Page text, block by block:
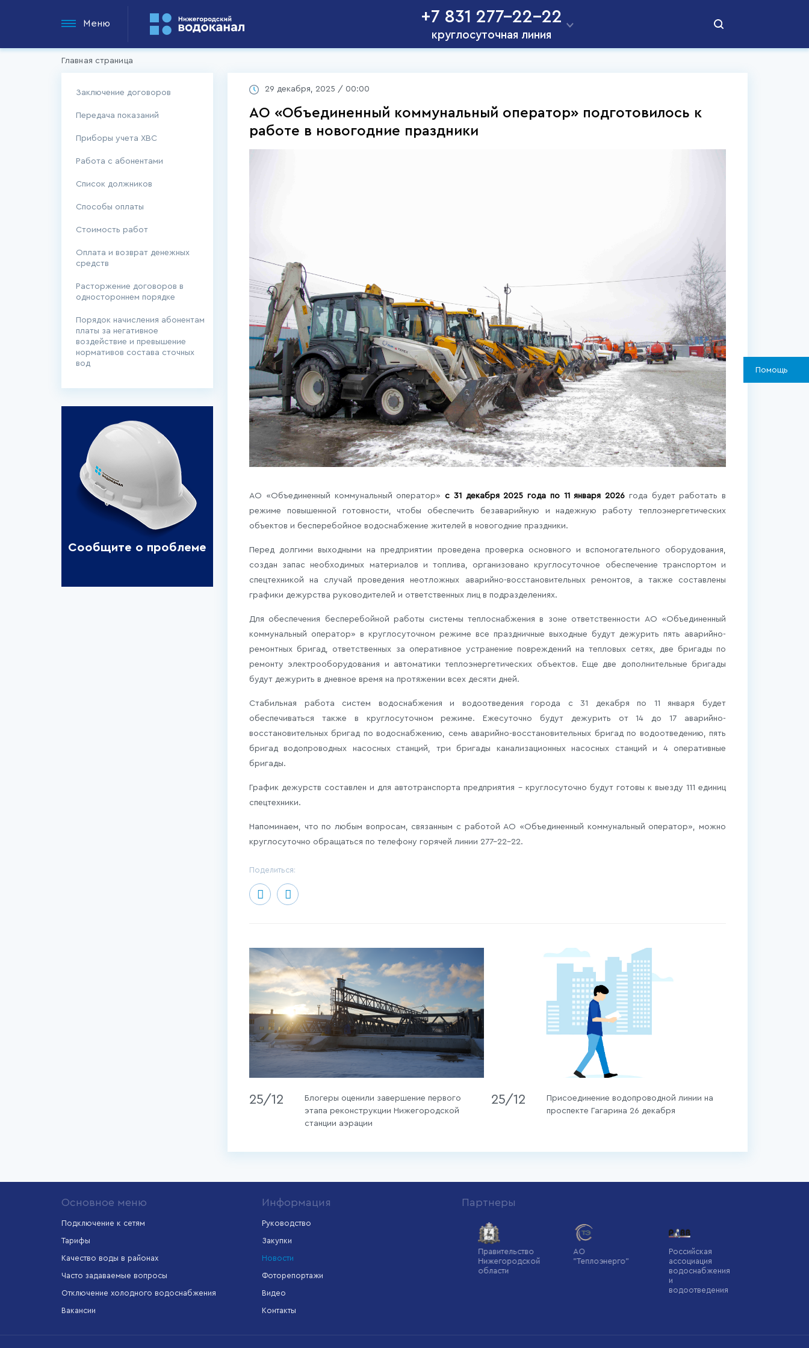
Меню +7 831 277-22-22
круглосуточная линия
Главная страница
Заключение договоров
Передача показаний
Приборы учета ХВС
Работа с абонентами
Список должников
Способы оплаты
Стоимость работ
Оплата и возврат денежных
средств
Расторжение договоров в
одностороннем порядке
Порядок начисления абонентам
платы за негативное
воздействие и превышение
нормативов состава сточных
вод
Сообщите о проблеме
29 декабря, 2025 / 00:00
АО «Объединенный коммунальный оператор» подготовилось к
работе в новогодние праздники
АО «Объединенный коммунальный оператор» с 31 декабря 2025 года по 11 января 2026 года будет работать в
режиме повышенной готовности, чтобы обеспечить безаварийную и надежную работу теплоэнергетических
объектов и бесперебойное водоснабжение жителей в новогодние праздники.
Перед долгими выходными на предприятии проведена проверка основного и вспомогательного оборудования,
создан запас необходимых материалов и топлива, организовано круглосуточное обеспечение транспортом и
спецтехникой на случай проведения неотложных аварийно-восстановительных ремонтов, а также составлены
графики дежурства руководителей и ответственных лиц в подразделениях.
Для обеспечения бесперебойной работы системы теплоснабжения в зоне ответственности АО «Объединенный
коммунальный оператор» в круглосуточном режиме все праздничные выходные будут дежурить пять аварийно-
ремонтных бригад, ответственных за оперативное устранение повреждений на тепловых сетях, две бригады по
ремонту электрооборудования и автоматики теплоэнергетических объектов. Еще две дополнительные бригады
будут дежурить в дневное время на протяжении всех десяти дней.
Стабильная работа систем водоснабжения и водоотведения города с 31 декабря по 11 января будет
обеспечиваться также в круглосуточном режиме. Ежесуточно будут дежурить от 14 до 17 аварийно-
восстановительных бригад по водоснабжению, семь аварийно-восстановительных бригад по водоотведению, пять
бригад водопроводных насосных станций, три бригады канализационных насосных станций и 4 оперативные
бригады.
График дежурств составлен и для автотранспорта предприятия – круглосуточно будут готовы к выезду 111 единиц
спецтехники.
Напоминаем, что по любым вопросам, связанным с работой АО «Объединенный коммунальный оператор», можно
круглосуточно обращаться по телефону горячей линии 277-22-22.
Поделиться:
25/12
Блогеры оценили завершение первого
этапа реконструкции Нижегородской
станции аэрации
25/12
Присоединение водопроводной линии на
проспекте Гагарина 26 декабря
Основное меню
Подключение к сетям
Тарифы
Качество воды в районах
Часто задаваемые вопросы
Отключение холодного водоснабжения
Вакансии
Информация
Руководство
Закупки
Новости
Фоторепортажи
Видео
Контакты
Партнеры
информационно-
России
Правительство
Нижегородской
области
"Теплоэнерго"
Российская
ассоциация
водоснабжения
водоотведения
Помощь